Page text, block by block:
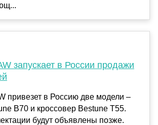
запускает в России продажи
привезет в Россию две модели –
В70 и кроссовер Bestune Т55.
будут объявлены позже.